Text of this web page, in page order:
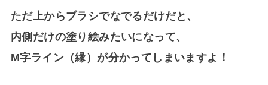
ただ上からブラシでなでるだけだと、
内側だけの塗り絵みたいになって、
M字ライン（縁）が分かってしまいますよ！